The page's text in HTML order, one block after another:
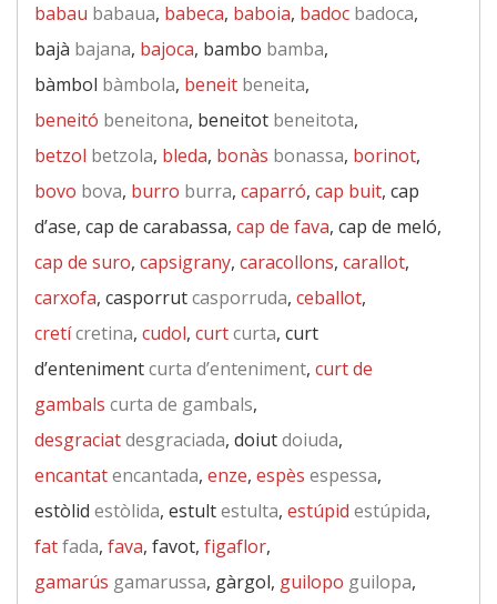
babau babaua, babeca, baboia, badoc badoca,
bajà bajana, bajoca, bambo bamba,
bàmbol bàmbola, beneit beneita,
beneitó beneitona, beneitot beneitota,
betzol betzola, bleda, bonàs bonassa, borinot,
bovo bova, burro burra, caparró, cap buit, cap
d’ase, cap de carabassa, cap de fava, cap de meló,
cap de suro, capsigrany, caracollons, carallot,
carxofa, casporrutcasporruda, ceballot,
cretícretina, cudol, curtcurta, curt
d’entenimentcurta d’enteniment, curt de
gambals curta de gambals,
desgraciatdesgraciada, doiutdoiuda,
encantatencantada, enze, espès espessa,
estòlid estòlida, estultestulta, estúpid estúpida,
fatfada, fava, favot, figaflor,
gamarús gamarussa, gàrgol, guilopo guilopa,